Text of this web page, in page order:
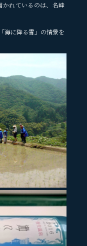
かれているのは、名峰
海に降る雪」の情景を